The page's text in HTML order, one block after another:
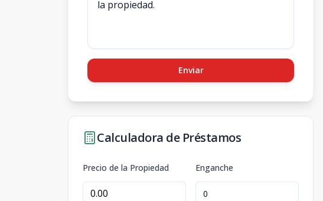
Enviar
Calculadora de Préstamos
Precio de la Propiedad Enganche